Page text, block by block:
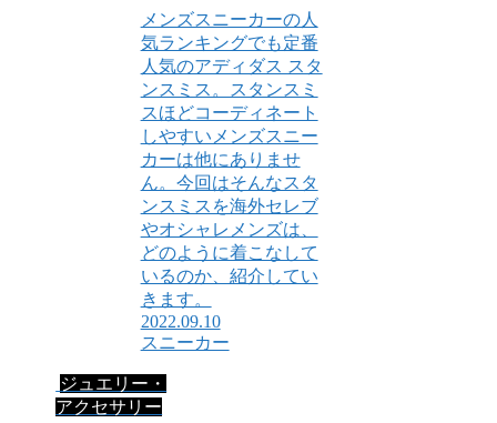
メンズスニーカーの人
気ランキングでも定番
人気のアディダス スタ
ンスミス。スタンスミ
スほどコーディネート
しやすいメンズスニー
カーは他にありませ
ん。今回はそんなスタ
ンスミスを海外セレブ
やオシャレメンズは、
どのように着こなして
いるのか、紹介してい
きます。
2022.09.10
スニーカー
ジュエリー・
アクセサリー